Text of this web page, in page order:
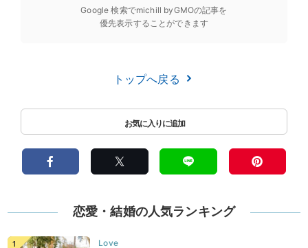
Google 検索でmichill byGMOの記事を
優先表示することができます
トップへ戻る
恋愛・結婚の人気ランキング